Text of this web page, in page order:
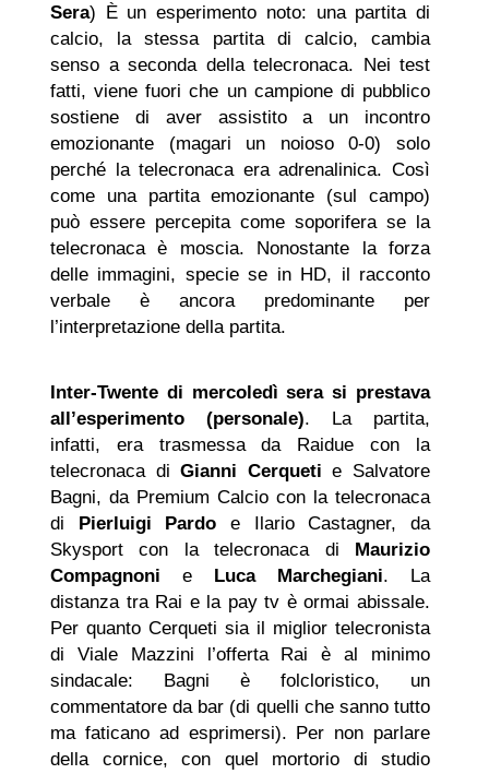
Sera) È un esperimento noto: una partita di
calcio, la stessa partita di calcio, cambia
senso a seconda della telecronaca. Nei test
fatti, viene fuori che un campione di pubblico
sostiene di aver assistito a un incontro
emozionante (magari un noioso 0-0) solo
perché la telecronaca era adrenalinica. Così
come una partita emozionante (sul campo)
può essere percepita come soporifera se la
telecronaca è moscia. Nonostante la forza
delle immagini, specie se in HD, il racconto
verbale è ancora predominante per
l’interpretazione della partita.
Inter-Twente di mercoledì sera si prestava
all’esperimento (personale). La partita,
infatti, era trasmessa da Raidue con la
telecronaca diGianni Cerqueti e Salvatore
Bagni, da Premium Calcio con la telecronaca
di Pierluigi Pardo e Ilario Castagner, da
Skysport con la telecronaca di Maurizio
Compagnoni e Luca Marchegiani. La
distanza tra Rai e la pay tv è ormai abissale.
Per quanto Cerqueti sia il miglior telecronista
di Viale Mazzini l’offerta Rai è al minimo
sindacale: Bagni è folcloristico, un
commentatore da bar (di quelli che sanno tutto
ma faticano ad esprimersi). Per non parlare
della cornice, con quel mortorio di studio